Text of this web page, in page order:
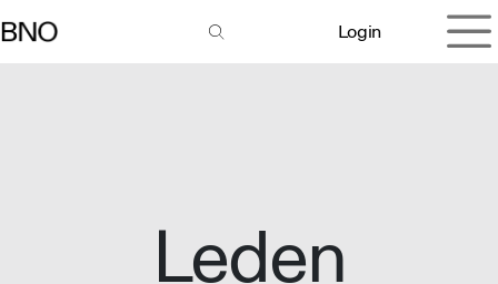
Login
Leden